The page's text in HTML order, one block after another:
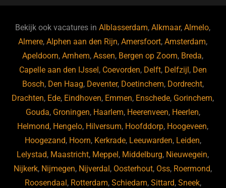
b
o
o
k
ky dI
n
Bekijk ook vacatures inAlblasserdam,Alkmaar,Almelo,
Almere,Alphen aan den Rijn,Amersfoort,Amsterdam,
Apeldoorn,Arnhem,Assen, Bergen op Zoom, Breda,
Capelle aan den IJssel , Coevorden, Delft, Delfzijl , Den
Bosch, Den Haag, Deventer, Doetinchem, Dordrecht,
Drachten, Ede, Eindhoven, Emmen, Enschede, Gorinchem,
Gouda, Groningen, Haarlem, Heerenveen, Heerlen,
Helmond, Hengelo, Hilversum, Hoofddorp, Hoogeveen,
Hoogezand, Hoorn, Kerkrade, Leeuwarden, Leiden,
Lelystad, Maastricht, Meppel , Middelburg, Nieuwegein,
Nijkerk, Nijmegen, Nijverdal , Oosterhout, Oss, Roermond,
Roosendaal , Rotterdam, Schiedam, Sittard, Sneek,